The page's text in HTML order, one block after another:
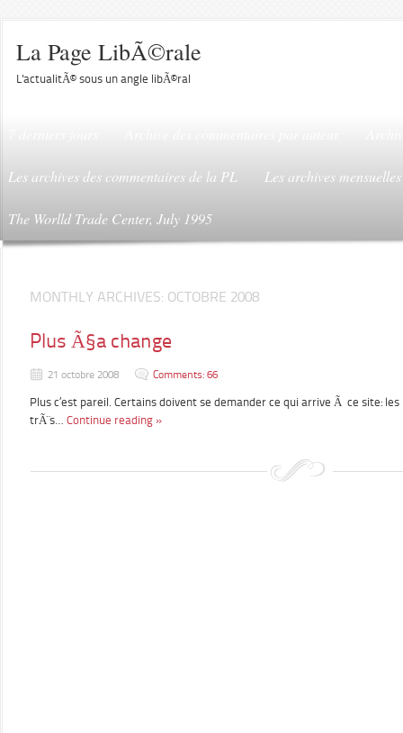
La Page LibÃ©rale
L'actualitÃ© sous un angle libÃ©ral
Les archives des commentaires de la PL Les archives
The Worlld Trade Center, July 1995
MONTHLY ARCHIVES: OCTOBRE 2008
Plus Ã§a change
21 octobre 2008 Comments: 66
Plus c’est pareil. Certains doivent se demander ce qui arrive Ã ce site:
trÃ¨s… Continue reading »